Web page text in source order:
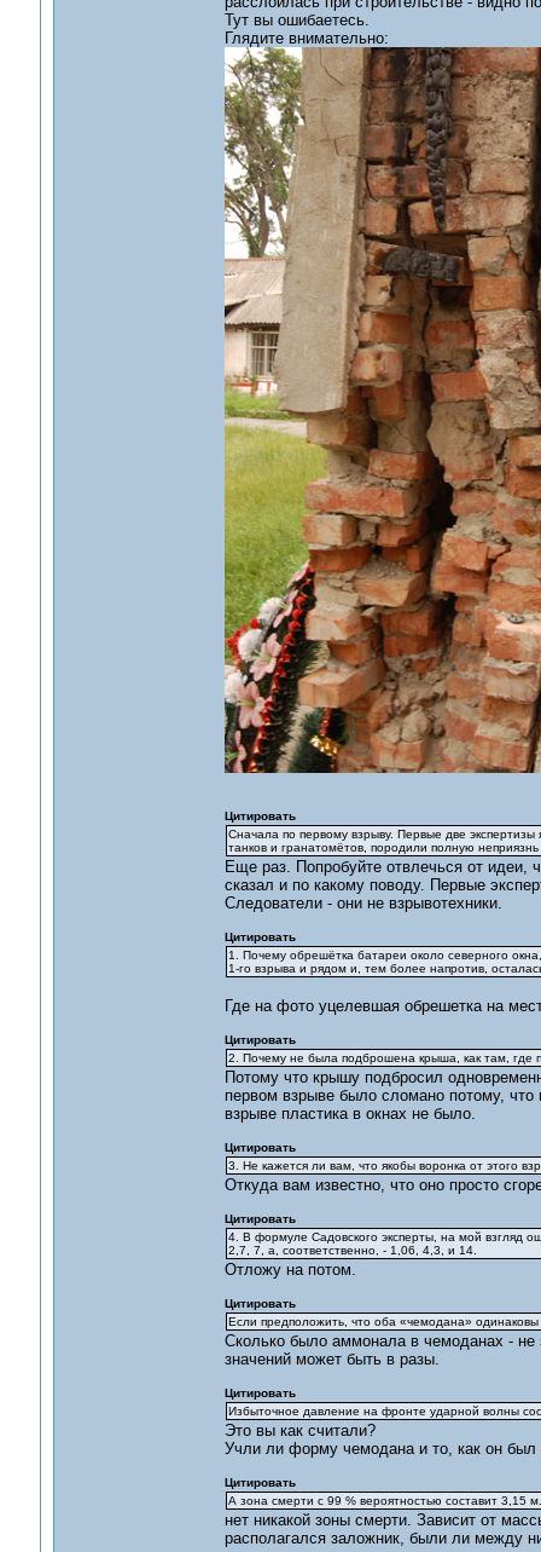
Тут вы ошибаетесь.
Глядите внимательно:
Цитировать
Сначала по первому взрыву. Первые две
танков и гранатомётов, породили полную
Еще раз. Попробуйте отвлечься от идеи,
сказал и по какому поводу. Первые
Следователи - они не взрывотехники.
Цитировать
1. Почему обрешётка батареи около северного
1-го взрыва и рядом и, тем более напротив,
Где на фото уцелевшая обрешетка на
Цитировать
2. Почему не была подброшена крыша, как там, где
Потому что крышу подбросил
первом взрыве было сломано потому,
взрыве пластика в окнах не было.
Цитировать
3. Не кажется ли вам, что якобы воронка от этого
Откуда вам известно, что оно просто
Цитировать
4. В формуле Садовского эксперты, на мой взгляд
2,7, 7, а, соответственно, - 1,06, 4,3, и 14.
Отложу на потом.
Цитировать
Если предположить, что оба «чемодана» одинаковы
Сколько было аммонала в чемоданах - не
значений может быть в разы.
Цитировать
Избыточное давление на фронте ударной волны
Это вы как считали?
Учли ли форму чемодана и то, как он был
Цитировать
А зона смерти с 99 % вероятностью составит 3,15
нет никакой зоны смерти. Зависит от
располагался заложник, были ли между